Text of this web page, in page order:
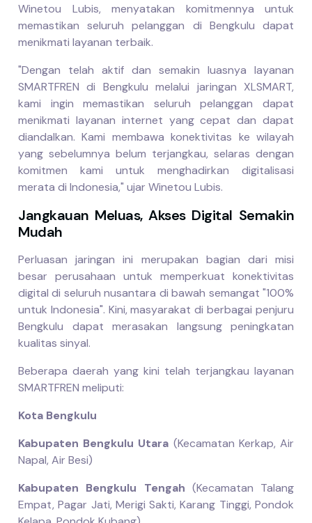
Winetou Lubis, menyatakan komitmennya untuk
memastikan seluruh pelanggan di Bengkulu dapat
menikmati layanan terbaik.
"Dengan telah aktif dan semakin luasnya layanan
SMARTFREN di Bengkulu melalui jaringan XLSMART,
kami ingin memastikan seluruh pelanggan dapat
menikmati layanan internet yang cepat dan dapat
diandalkan. Kami membawa konektivitas ke wilayah
yang sebelumnya belum terjangkau, selaras dengan
komitmen kami untuk menghadirkan digitalisasi
merata di Indonesia," ujar Winetou Lubis.
Jangkauan Meluas, Akses Digital Semakin
Mudah
Perluasan jaringan ini merupakan bagian dari misi
besar perusahaan untuk memperkuat konektivitas
digital di seluruh nusantara di bawah semangat "100%
untuk Indonesia". Kini, masyarakat di berbagai penjuru
Bengkulu dapat merasakan langsung peningkatan
kualitas sinyal.
Beberapa daerah yang kini telah terjangkau layanan
SMARTFREN meliputi:
Kota Bengkulu
Kabupaten Bengkulu Utara (Kecamatan Kerkap, Air
Napal, Air Besi)
Kabupaten Bengkulu Tengah (Kecamatan Talang
Empat, Pagar Jati, Merigi Sakti, Karang Tinggi, Pondok